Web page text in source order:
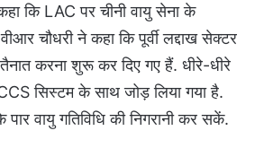
कि LAC पर चीनी वायु सेना के
चौधरी ने कहा कि पूर्वी लद्दाख सेक्टर
करना शुरू कर दिए गए हैं. धीरे-धीरे
सिस्टम के साथ जोड़ लिया गया है.
वायु गतिविधि की निगरानी कर सकें.